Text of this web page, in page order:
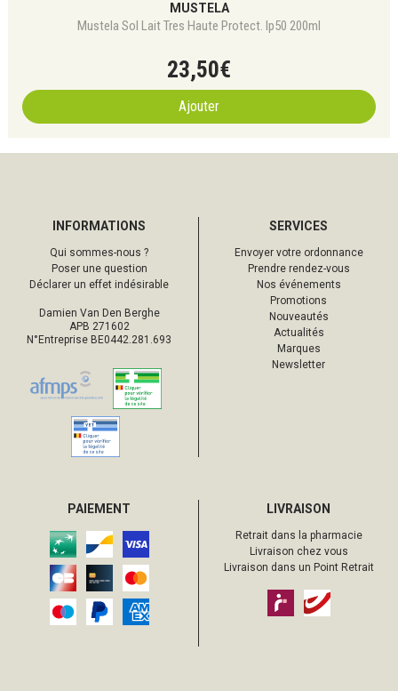
MUSTELA
Mustela Sol Lait Tres Haute Protect. Ip50 200ml
23,50€
Ajouter
INFORMATIONS
Qui sommes-nous ?
Poser une question
Déclarer un effet indésirable
Damien Van Den Berghe
APB 271602
N°Entreprise BE0442.281.693
SERVICES
Envoyer votre ordonnance
Prendre rendez-vous
Nos événements
Promotions
Nouveautés
Actualités
Marques
Newsletter
PAIEMENT LIVRAISON
Retrait dans la pharmacie
Livraison chez vous
Livraison dans un Point Retrait